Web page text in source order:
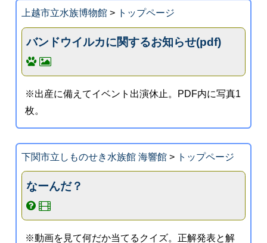
上越市立水族博物館> トップページ
バンドウイルカに関するお知らせ(pdf)
※出産に備えてイベント出演休止。PDF内に写真1
枚。
下関市立しものせき水族館 海響館> トップページ
なーんだ？
※動画を見て何だか当てるクイズ。正解発表と解